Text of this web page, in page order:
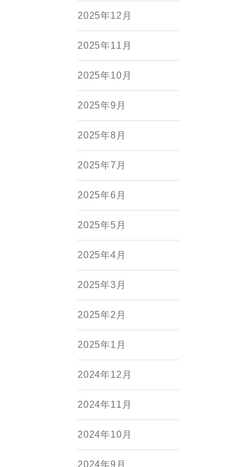
2025年12月
2025年11月
2025年10月
2025年9月
2025年8月
2025年7月
2025年6月
2025年5月
2025年4月
2025年3月
2025年2月
2025年1月
2024年12月
2024年11月
2024年10月
2024年9月